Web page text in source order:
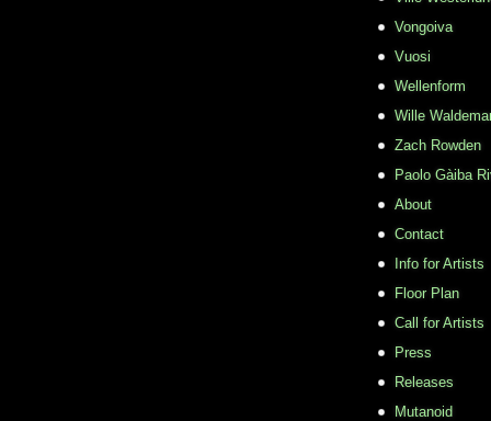
Vongoiva
Vuosi
Wellenform
Wille
Zach Rowden
​Paolo Gàiba
About
Contact
Info for Artists
Floor Plan
Call for Artists
Press
Releases
Mutanoid